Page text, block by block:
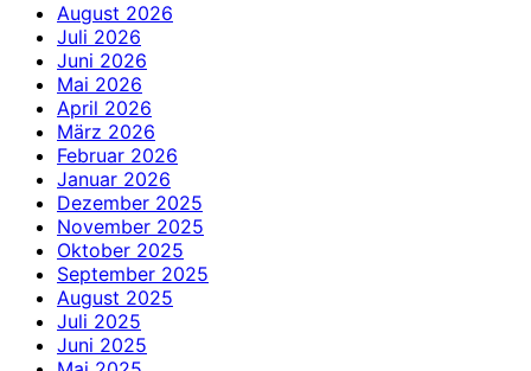
August 2026
Juli 2026
Juni 2026
Mai 2026
April 2026
März 2026
Februar 2026
Januar 2026
Dezember 2025
November 2025
Oktober 2025
September 2025
August 2025
Juli 2025
Juni 2025